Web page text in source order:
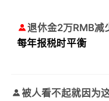
退休金2万RMB减
每年报税时平衡
被人看不起就因为